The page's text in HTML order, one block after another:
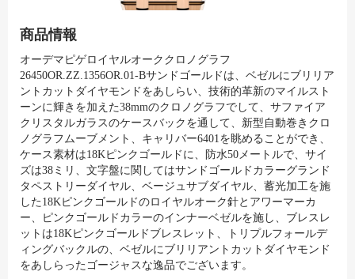
商品情報
オーデマピゲロイヤルオーククロノグラフ
26450OR.ZZ.1356OR.01-Bサンドゴールドは、ベゼルにブリリア
ントカットダイヤモンドをあしらい、技術的革新のマイルスト
ーンに輝きを加えた38mmのクロノグラフでして、サファイア
クリスタルガラスのケースバックを通して、新型自動巻きクロ
ノグラフムーブメント、キャリバー6401を眺めることができ、
ケース素材は18Kピンクゴールドに、防水50メートルで、サイ
ズは38ミリ、文字盤に関してはサンドゴールドカラーグランド
タペストリーダイヤル、ベージュサブダイヤル、蓄光加工を施
した18Kピンクゴールドのロイヤルオーク針とアワーマーカ
ー、ピンクゴールドカラーのインナーベゼルを施し、ブレスレ
ットは18Kピンクゴールドブレスレット、トリプルフォールデ
ィングバックルの、ベゼルにブリリアントカットダイヤモンド
をあしらったゴージャスな逸品でございます。